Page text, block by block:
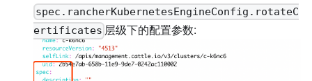
spec.rancherKubernetesEngineConfig.rotateC
ertificates 层级下的配置参数: